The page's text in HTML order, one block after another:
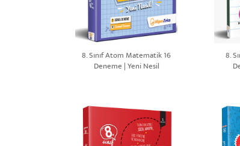
8. Sınıf Atom Matematik 16
Deneme | Yeni Nesil
8.